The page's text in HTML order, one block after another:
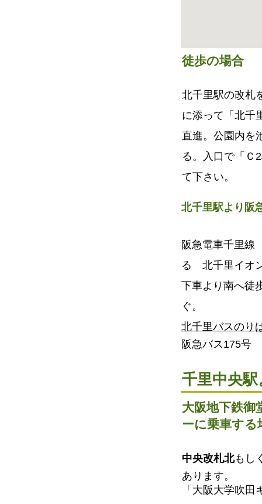
徒歩の場合
北千里駅の改札
に添って「北千
直進。公園内を
る。入口で「
て下さい。
北千里駅より阪
阪急電車千里
る 北千里イオ
下車より南へ徒
ぐ。
北千里バスのり
阪急バス175
千里中央
大阪地下鉄御
ーに乗車する
中央改札北もし
あります。
「大阪大学吹